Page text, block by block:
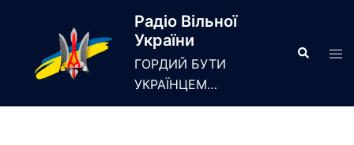
Радіо Вільної
України
ГОРДИЙ БУТИ
УКРАЇНЦЕМ…
Search